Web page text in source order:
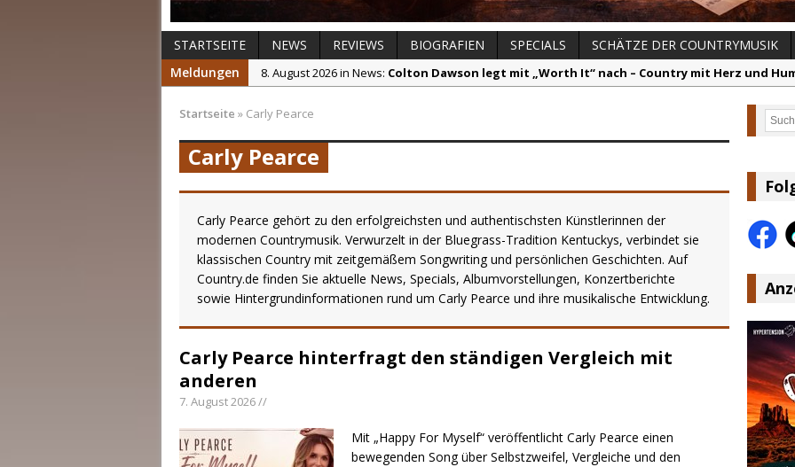
STARTSEITE NEWS REVIEWS BIOGRAFIEN SPECIALS SCHÄTZE DER COUNTRYMUSIK
Meldungen
8. August 2026 in News: Colton Dawson legt mit „Worth It“ nach – Country mit Herz und
7. August 2026 in News:
Ella Langley schreibt Musikgeschichte: „Choosin‘ Texas“ gehört
7. August 2026 in News:
Randy Travis veröffentlicht mit „I Don’t Care“ einen weiteren Schatz
Ben Gallaher kehrt zu seinen Wurzeln zurück – „Taylor Gold“
Startseite » Carly Pearce
Carly Pearce
Carly Pearce gehört zu den erfolgreichsten und authentischsten Künstlerinnen der
modernen Countrymusik. Verwurzelt in der Bluegrass-Tradition Kentuckys, verbindet sie
klassischen Country mit zeitgemäßem Songwriting und persönlichen Geschichten. Auf
Country.de finden Sie aktuelle News, Specials, Albumvorstellungen, Konzertberichte
sowie Hintergrundinformationen rund um Carly Pearce und ihre musikalische Entwicklung.
Carly Pearce hinterfragt den ständigen Vergleich mit
anderen
7. August 2026 //
Mit „Happy For Myself“ veröffentlicht Carly Pearce einen
bewegenden Song über Selbstzweifel, Vergleiche und den